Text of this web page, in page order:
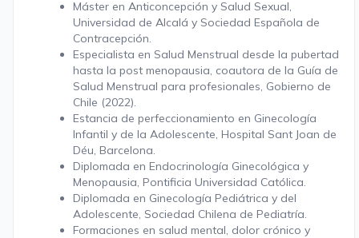
Máster en Anticoncepción y Salud Sexual,
Universidad de Alcalá y Sociedad Española de
Contracepción.
Especialista en Salud Menstrual desde la pubertad
hasta la post menopausia, coautora de la Guía de
Salud Menstrual para profesionales, Gobierno de
Chile (2022).
Estancia de perfeccionamiento en Ginecología
Infantil y de la Adolescente, Hospital Sant Joan de
Déu, Barcelona.
Diplomada en Endocrinología Ginecológica y
Menopausia, Pontificia Universidad Católica.
Diplomada en Ginecología Pediátrica y del
Adolescente, Sociedad Chilena de Pediatría.
Formaciones en salud mental, dolor crónico y